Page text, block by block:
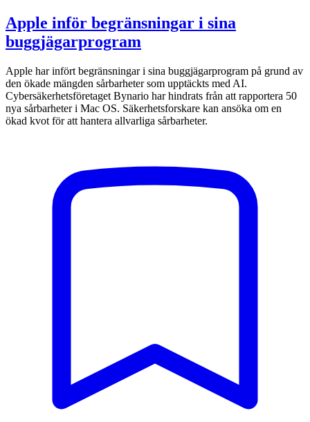
Apple inför begränsningar i sina
buggjägarprogram
Apple har infört begränsningar i sina buggjägarprogram på grund av
den ökade mängden sårbarheter som upptäckts med AI.
Cybersäkerhetsföretaget Bynario har hindrats från att rapportera 50
nya sårbarheter i Mac OS. Säkerhetsforskare kan ansöka om en
ökad kvot för att hantera allvarliga sårbarheter.